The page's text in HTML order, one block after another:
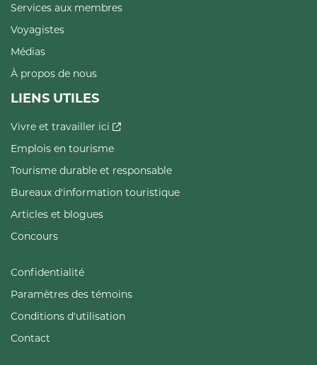
Services aux membres
Voyagistes
Médias
À propos de nous
LIENS UTILES
Vivre et travailler ici
Emplois en tourisme
Tourisme durable et responsable
Bureaux d'information touristique
Articles et blogues
Concours
Confidentialité
Paramètres des témoins
Conditions d'utilisation
Contact